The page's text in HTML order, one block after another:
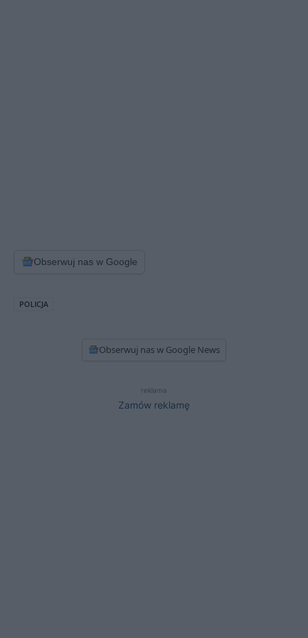
Obserwuj nas w Google
POLICJA
Obserwuj nas w Google News
reklama
Zamów reklamę